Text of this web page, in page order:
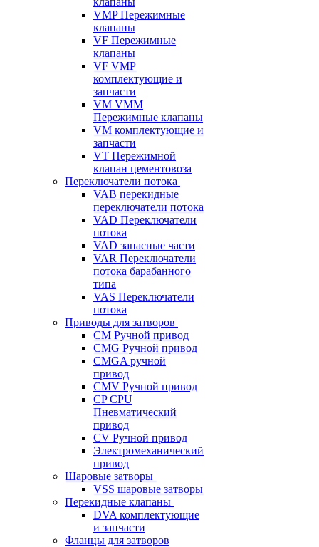
VMP Пережимные
клапаны
VF Пережимные
клапаны
VF VMP
комплектующие и
запчасти
VM VMM
Пережимные клапаны
VM комплектующие и
запчасти
VT Пережимной
клапан цементовоза
Переключатели потока
VAB перекидные
переключатели потока
VAD Переключатели
потока
VAD запасные части
VAR Переключатели
потока барабанного
типа
VAS Переключатели
потока
Приводы для затворов
СМ Ручной привод
CMG Ручной привод
CMGA ручной
привод
CMV Ручной привод
CP CPU
Пневматический
привод
CV Ручной привод
Электромеханический
привод
Шаровые затворы
VSS шаровые затворы
Перекидные клапаны
DVA комплектующие
и запчасти
Фланцы для затворов